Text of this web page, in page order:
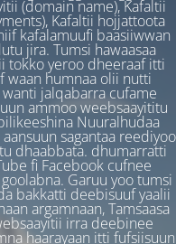
(domain name), Kafaltii
Kafaltii hojjattoota
kafalamuufi baasiiwwan
jira. Tumsi hawaasaa
tokko yeroo dheeraaf itti
waan humnaa olii nutti
jalqabarra cufame
ammoo weebsaayititu
Nuuralhudaa
sagantaa reediyoo
dhaabbata. dhumarratti
fi Facebook cufnee
Garuu yoo tumsi
bakkatti deebisuuf yaalii
argamnaan, Tamsaasa
irra deebinee
haarayaan itti fufsiisuun